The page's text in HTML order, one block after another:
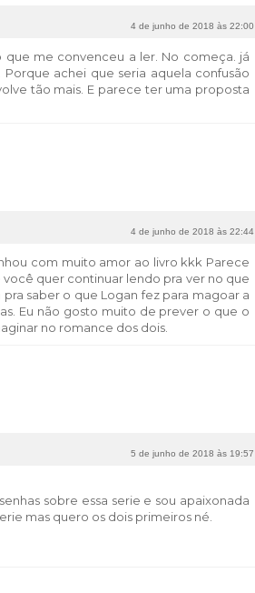
4 de junho de 2018 às 22:00
me convenceu a ler. No começa. já
achei que seria aquela confusão
tão mais. E parece ter uma proposta
4 de junho de 2018 às 22:44
com muito amor ao livro kkk Parece
quer continuar lendo pra ver no que
saber o que Logan fez para magoar a
Eu não gosto muito de prever o que o
no romance dos dois.
5 de junho de 2018 às 19:57
sobre essa serie e sou apaixonada
mas quero os dois primeiros né.